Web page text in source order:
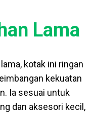
Lama
kotak ini ringan
kekuatan
Ia sesuai untuk
dan aksesori kecil,